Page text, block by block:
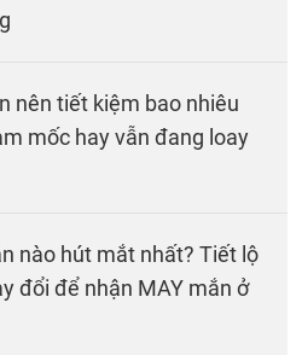
nên tiết kiệm bao nhiêu
mốc hay vẫn đang loay
nào hút mắt nhất? Tiết lộ
đổi để nhận MAY mắn ở